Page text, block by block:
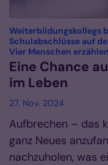
Weiterbildungskollegs
Schulabschlüsse auf
Vier Menschen
Eine Chance
im Leben
27. Nov. 2024
Aufbrechen – das
ganz Neues
nachzuholen, was